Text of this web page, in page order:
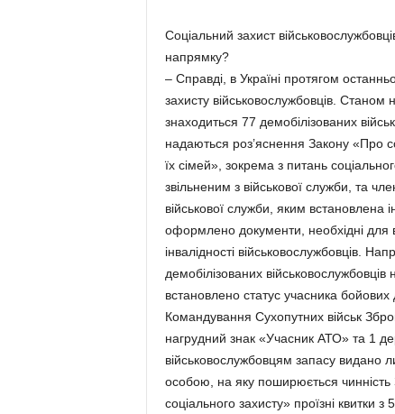
Соціальний захист
напрямку?
– Справді, в Україні протягом
захисту військовослужбовців.
знаходиться 77 демобілізованих
надаються роз’яснення Закону «Про
їх сімей», зокрема з питань
звільненим з військової служби, та
військової служби, яким встановлена
оформлено документи, необхідні для
інвалідності військовослужбовців.
демобілізованих
встановлено статус учасника бойових
Командування Сухопутних військ
нагрудний знак «Учасник АТО» та 1
військовослужбовцям запасу видано
особою, на яку поширюється чинність
соціального захисту» проїзні квитки